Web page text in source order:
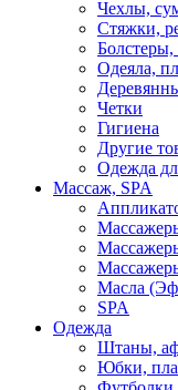
Чехлы,
Стяжки,
Одеяла,
Четки
Гигиена
Другие
Одежда
Массаж, SPA
Масла
SPA
Одежда
Штаны,
Юбки,